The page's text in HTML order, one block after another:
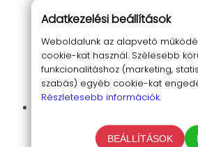
Az IPX6 vízállósági
mini elektromos borotva
is biztonságosan
borotvahabbal a zuhany
csak folyó víz alatt
után, így mindig friss és
valós időben mutatja
töltöttségi szintjét, így
Adatkezelési beállítások
Weboldalunk az alapvető
cookie-kat használ. Szélesebb
funkcionalitáshoz (marketing,
szabás) egyéb cookie-kat
Részletesebb információk.
BEÁLLÍTÁSOK